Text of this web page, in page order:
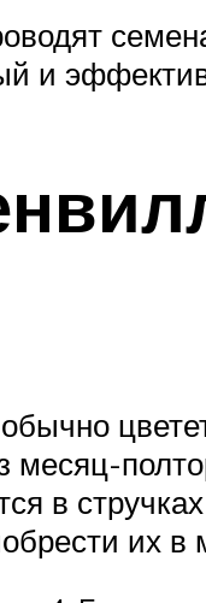
и
месяц-
в
их в